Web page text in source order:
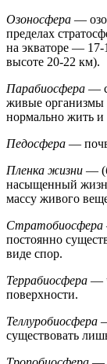
Озоносфера —
пределах
на экваторе — 17-
высоте 20-22 км).
Парабиосфера —
живые организмы
нормально жить и
Педосфера —
Пленка жизни —
насыщенный
массу живого
Стратобиосфера
постоянно
виде спор.
Террабиосфера —
поверхности.
Теллуробиосфера
существовать